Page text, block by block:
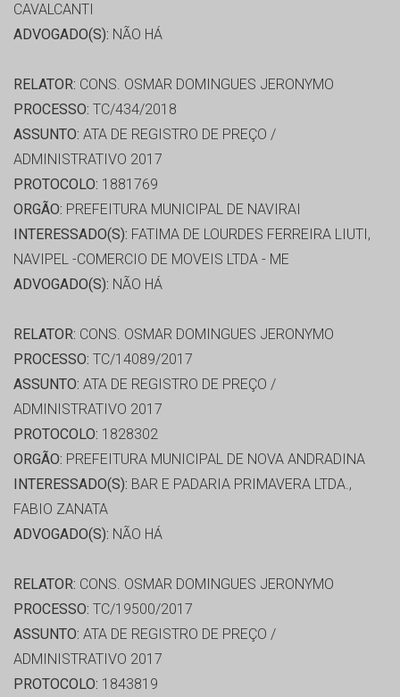
CAVALCANTI
ADVOGADO(S): NÃO HÁ
RELATOR: CONS. OSMAR DOMINGUES JERONYMO
PROCESSO: TC/434/2018
ASSUNTO: ATA DE REGISTRO DE PREÇO /
ADMINISTRATIVO 2017
PROTOCOLO: 1881769
ORGÃO: PREFEITURA MUNICIPAL DE NAVIRAI
INTERESSADO(S): FATIMA DE LOURDES FERREIRA LIUTI,
NAVIPEL -COMERCIO DE MOVEIS LTDA - ME
ADVOGADO(S): NÃO HÁ
RELATOR: CONS. OSMAR DOMINGUES JERONYMO
PROCESSO: TC/14089/2017
ASSUNTO: ATA DE REGISTRO DE PREÇO /
ADMINISTRATIVO 2017
PROTOCOLO: 1828302
ORGÃO: PREFEITURA MUNICIPAL DE NOVA ANDRADINA
INTERESSADO(S): BAR E PADARIA PRIMAVERA LTDA.,
FABIO ZANATA
ADVOGADO(S): NÃO HÁ
RELATOR: CONS. OSMAR DOMINGUES JERONYMO
PROCESSO: TC/19500/2017
ASSUNTO: ATA DE REGISTRO DE PREÇO /
ADMINISTRATIVO 2017
PROTOCOLO: 1843819